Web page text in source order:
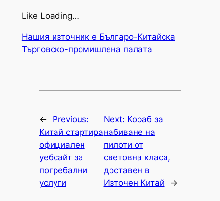
Like Loading…
Нашия източник е Българо-Китайска
Търговско-промишлена палaта
←
Previous:
Китай стартира
официален
уебсайт за
погребални
услуги
Next: Кораб за
набиване на
пилоти от
световна класа,
доставен в
Източен Китай
→